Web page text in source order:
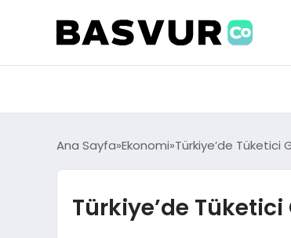
Ana Sayfa Ekonomi Türkiye’de Tüketici
Türkiye’de Tüketici